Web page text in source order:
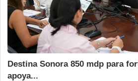
Destina Sonora 850 mdp para
apoya...